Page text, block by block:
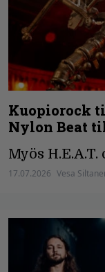
Kuopiorock
Nylon Beat
Myös
17.07.2026 Vesa